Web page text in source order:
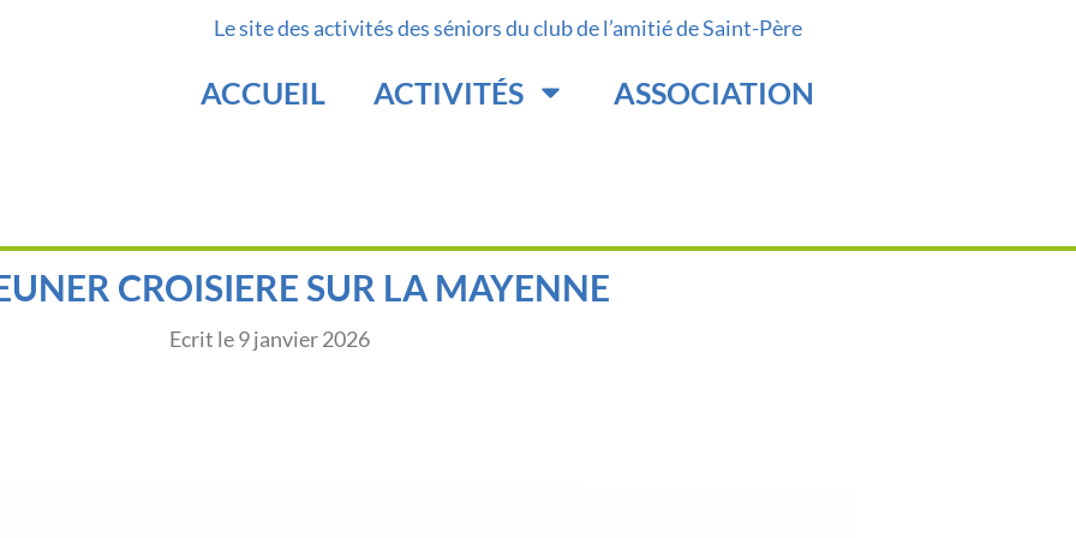
Le site des activités des séniors du club de l’amitié de Saint-Père
ACCUEIL ACTIVITÉS ASSOCIATION
CROISIERE SUR LA MAYENNE
Ecrit le 9 janvier 2026